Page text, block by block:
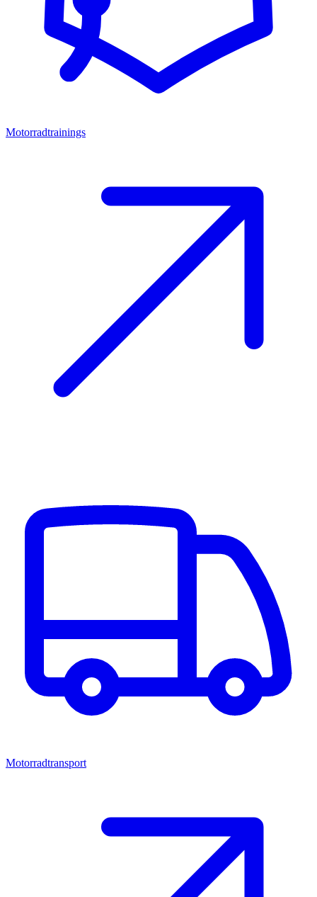
Motorradtrainings
Motorradtransport